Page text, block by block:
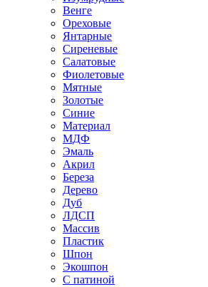
Венге
Ореховые
Янтарные
Сиреневые
Салатовые
Фиолетовые
Мятные
Золотые
Синие
Материал
МДФ
Эмаль
Акрил
Береза
Дерево
Дуб
ЛДСП
Массив
Пластик
Шпон
Экошпон
С патиной